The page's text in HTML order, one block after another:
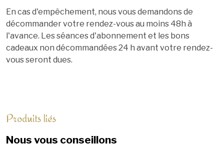
En cas d'empêchement, nous vous demandons de
décommander votre rendez-vous au moins 48h à
l'avance. Les séances d'abonnement et les bons
cadeaux non décommandées 24 h avant votre rendez-
vous seront dues.
Produits liés
Nous vous conseillons